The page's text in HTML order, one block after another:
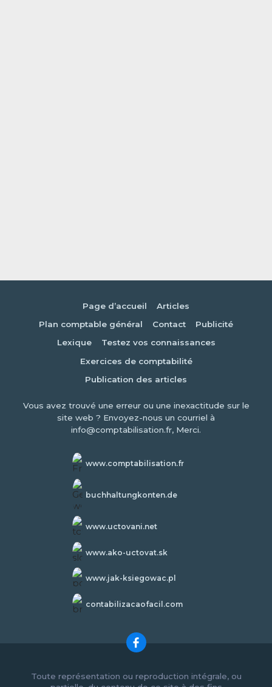
Page d’accueil
Articles
Plan comptable général
Contact
Publicité
Lexique
Testez vos connaissances
Exercices de comptabilité
Publication des articles
Vous avez trouvé une erreur ou une inexactitude sur le
site web ? Envoyez-nous un courriel à
info@comptabilisation.fr, Merci.
www.comptabilisation.fr
buchhaltungkonten.de
www.uctovani.net
www.ako-uctovat.sk
www.jak-ksiegowac.pl
contabilizacaofacil.com
Toute représentation ou reproduction intégrale, ou